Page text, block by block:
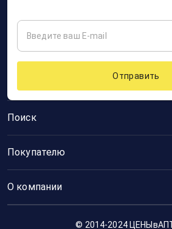
Поиск
Покупателю
О компании
Отправить
© 2014-2024